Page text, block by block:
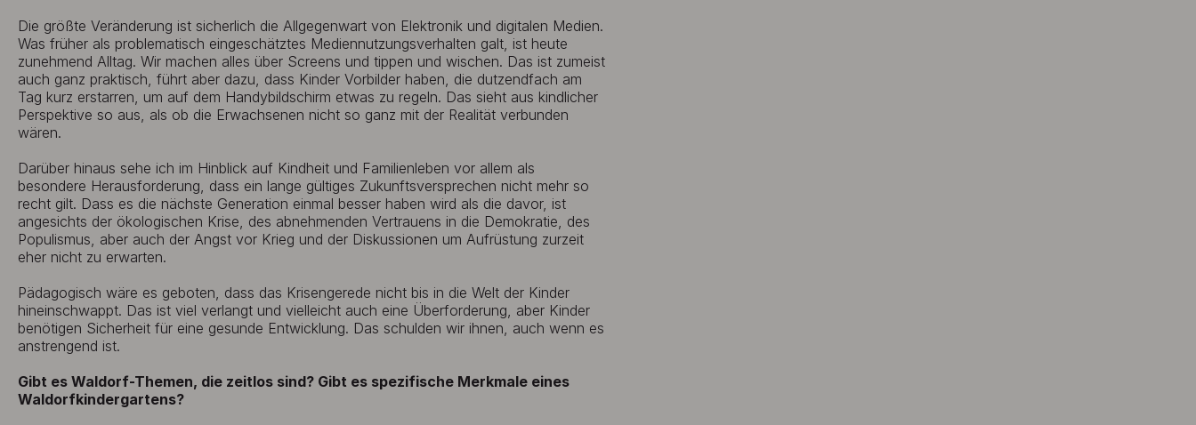
Die größte Veränderung ist sicherlich die Allgegenwart von Elektronik und digitalen Medien.
Was früher als problematisch eingeschätztes Mediennutzungsverhalten galt, ist heute
zunehmend Alltag. Wir machen alles über Screens und tippen und wischen. Das ist zumeist
auch ganz praktisch, führt aber dazu, dass Kinder Vorbilder haben, die dutzendfach am
Tag kurz erstarren, um auf dem Handybildschirm etwas zu regeln. Das sieht aus kindlicher
Perspektive so aus, als ob die Erwachsenen nicht so ganz mit der Realität verbunden
wären.
Darüber hinaus sehe ich im Hinblick auf Kindheit und Familienleben vor allem als
besondere Herausforderung, dass ein lange gültiges Zukunftsversprechen nicht mehr so
recht gilt. Dass es die nächste Generation einmal besser haben wird als die davor, ist
angesichts der ökologischen Krise, des abnehmenden Vertrauens in die Demokratie, des
Populismus, aber auch der Angst vor Krieg und der Diskussionen um Aufrüstung zurzeit
eher nicht zu erwarten.
Pädagogisch wäre es geboten, dass das Krisengerede nicht bis in die Welt der Kinder
hineinschwappt. Das ist viel verlangt und vielleicht auch eine Überforderung, aber Kinder
benötigen Sicherheit für eine gesunde Entwicklung. Das schulden wir ihnen, auch wenn es
anstrengend ist.
Gibt es Waldorf-Themen, die zeitlos sind? Gibt es spezifische Merkmale eines
Waldorfkindergartens?